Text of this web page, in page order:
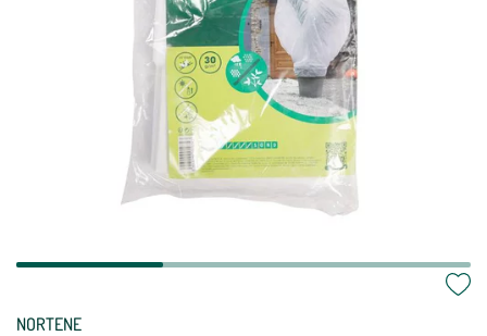
NORTENE
Mettre
Mettre